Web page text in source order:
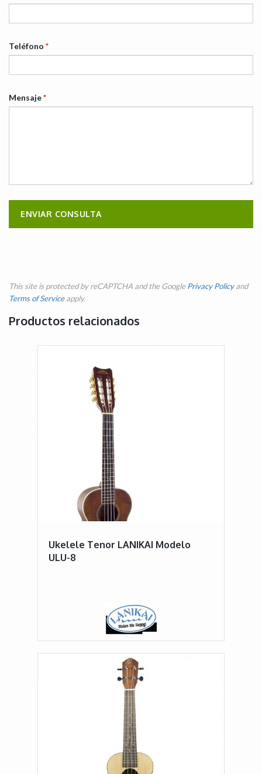
Teléfono *
Mensaje*
This site is protected by reCAPTCHA and the GooglePrivacy Policyand
Terms of Serviceapply.
Productos relacionados
Ukelele Tenor LANIKAI Modelo
ULU-8